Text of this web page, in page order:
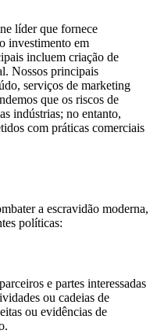
líder que fornece
investimento em
incluem criação de
Nossos principais
serviços de marketing
que os riscos de
indústrias; no entanto,
com práticas comerciais
a escravidão moderna,
políticas:
e partes interessadas
ou cadeias de
ou evidências de